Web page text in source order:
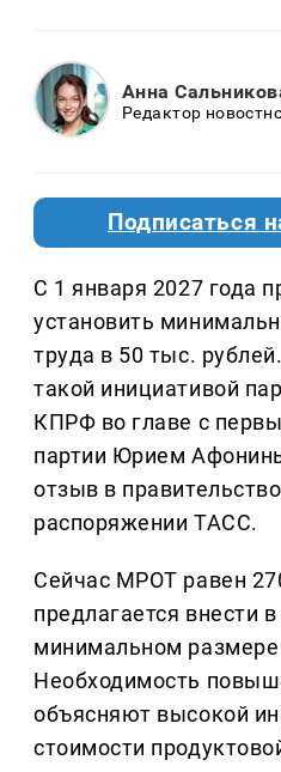
Анна
Редактор
Подписаться
С 1 января 2027 года
установить
труда в 50 тыс.
такой инициативой
КПРФ во главе с
партии Юрием
отзыв в
распоряжении ТАСС.
Сейчас МРОТ равен
предлагается внести
минимальном размере
Необходимость
объясняют высокой
стоимости